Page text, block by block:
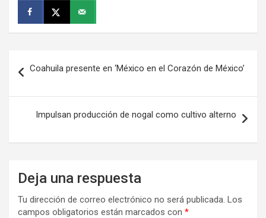
de
entradas
Coahuila presente en ‘México en el Corazón de México’
Impulsan producción de nogal como cultivo alterno
Deja una respuesta
Tu dirección de correo electrónico no será publicada. Los
campos obligatorios están marcados con *